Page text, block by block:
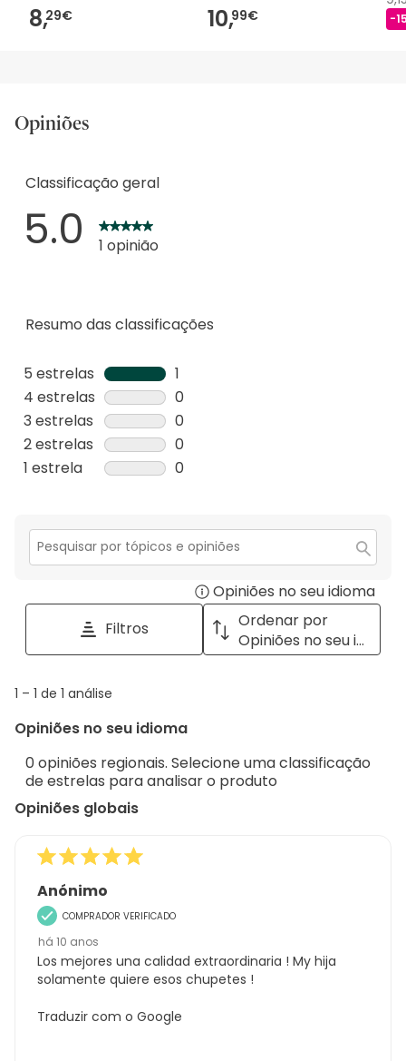
8,29€ 10,99€ -
Opiniões
Resumo das classificações
5 estrelas estrelas
1
1
análise
com
5
4 estrelas estrelas
0
0
análise
com
3 estrelas estrelas
0
0
análise
estrelas.
2 estrelas estrelas
0
0
2
estrelas.
1 estrela estrelas
0
com
1
Classificação geral
5.0 1 opinião
Secção
Opiniões no seu idioma
a
with
Filtros
Ordenar por
Opiniões no seu idioma
1
1
análise
1 – 1 de 1 análise
Opiniões no seu idioma
0 opiniões regionais. Selecione uma classificação
de estrelas para analisar o produto
Opiniões globais
Anónimo
COMPRADOR VERIFICADO
há 10 anos
Los mejores una calidad extraordinaria ! My hija
solamente quiere esos chupetes !
Traduzir com o Google